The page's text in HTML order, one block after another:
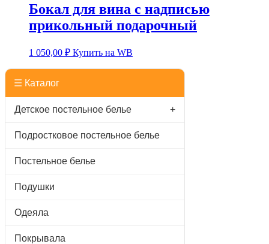
Бокал для вина с надписью
прикольный подарочный
1 050,00 ₽ Купить на WB
☰ Каталог
Детское постельное белье +
Подростковое постельное белье
Постельное белье
Подушки
Одеяла
Покрывала